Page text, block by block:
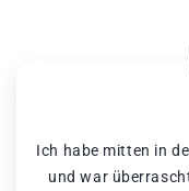
Ich habe mitten in
und war